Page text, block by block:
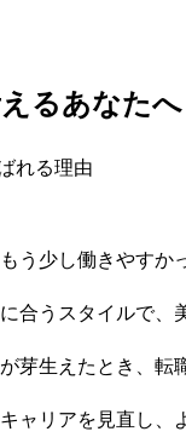
るあなたへ
れる理由
もう少し働きやすか
に合うスタイルで、
芽生えたとき、転
ャリアを見直し、